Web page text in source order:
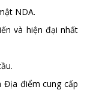
NDA.
và hiện đại nhất
Địa điểm cung cấp